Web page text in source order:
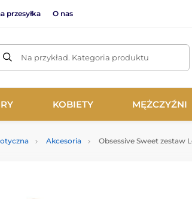
przesyłka O nas
Na przykład. Kategoria produktu
KOBIETY MĘŻCZYŹNI
Akcesoria Obsessive Sweet zestaw